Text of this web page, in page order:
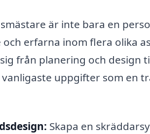
är inte bara en
erfarna inom flera olika
från planering och
uppgifter som en
Skapa en